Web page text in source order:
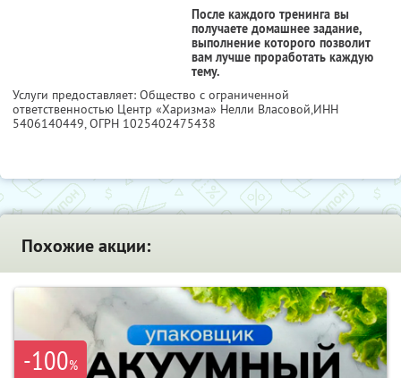
После каждого тренинга вы
получаете домашнее задание,
выполнение которого позволит
вам лучше проработать каждую
тему.
Услуги предоставляет: Общество с ограниченной
ответственностью Центр «Харизма» Нелли Власовой,ИНН
5406140449, ОГРН 1025402475438
Похожие акции:
-100%